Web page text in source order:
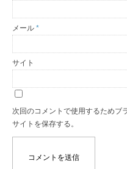
メール *
サイト
次回のコメントで使用するためブ
サイトを保存する。